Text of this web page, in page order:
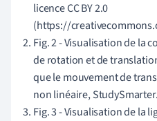
licence CC BY 2.0
(https://
Fig. 2 - Visualisation de la
de rotation et de
que le mouvement de
non linéaire, StudySmarter.
Fig. 3 - Visualisation de la